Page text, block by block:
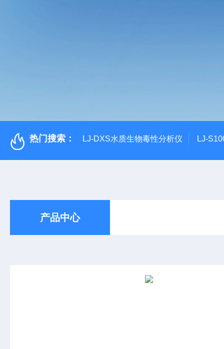
热门搜索： LJ-DXS水质生物毒性分析仪 LJ-
产品中心